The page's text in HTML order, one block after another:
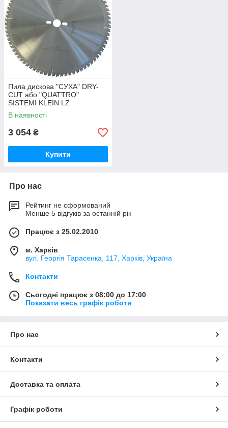
Пила дискова "СУХА" DRY-
CUT або "QUATTRO"
SISTEMI KLEIN LZ
В наявності
3 054 ₴
Купити
Про нас
Рейтинг не сформований
Менше 5 відгуків за останній рік
Працює з 25.02.2010
м. Харків
вул. Георгія Тарасенка, 117, Харків, Україна
Контакти
Сьогодні працює з 08:00 до 17:00
Показати весь графік роботи
Про нас
Контакти
Доставка та оплата
Графік роботи